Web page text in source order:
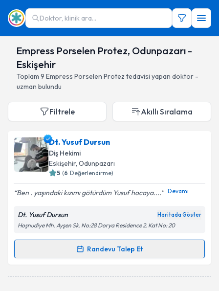
Doktor, klinik ara...
Empress Porselen Protez, Odunpazarı -
Eskişehir
Toplam 9 Empress Porselen Protez tedavisi yapan doktor -
uzman bulundu
Filtrele Akıllı Sıralama
Dt. Yusuf Dursun
Diş Hekimi
Eskişehir, Odunpazarı
5 (6 Değerlendirme)
Ben . yaşındaki kızımı götürdüm Yusuf hocaya.... Devamı
Dt. Yusuf Dursun Haritada Göster
Hoşnudiye Mh. Ayşen Sk. No:28 Dorya Residence 2. Kat No: 20
Randevu Talep Et
Randevu Takvimi Talebi